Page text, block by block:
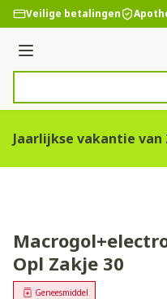
Ga naar de inhoud
Veilige betalingen
Menu
Jaarlijkse vakantie
Opl Zakje 30
Geneesmiddel